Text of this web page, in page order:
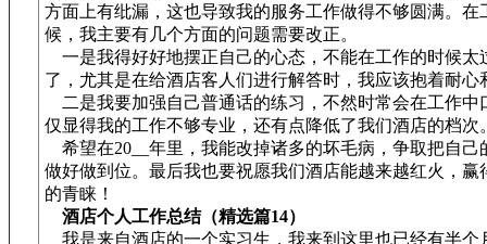
方面上有纰漏，这也导致我的服务工作做得不够圆满。在
候，我主要有几个方面的问题需要改正。
一是我得好好地摆正自己的心态，不能在工作的时候太
了，尤其是在给酒店客人们进行解答时，我应该抱着耐心
二是我要加强自己普通话的练习，不然时常会在工作中
仅显得我的工作不够专业，还有点降低了我们酒店的档次
希望在20__年里，我能改掉诸多的坏毛病，争取把自己
做好做到位。最后我也要祝愿我们酒店能越来越红火，赢
的青睐！
酒店个人工作总结（精选篇14）
我是来自酒店的一个实习生，我来到这里也已经有半个